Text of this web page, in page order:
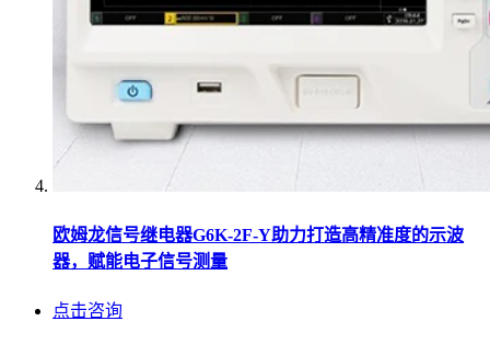
欧姆龙信号继电器G6K-2F-Y助力打造高精准度的示波
器，赋能电子信号测量
点击咨询